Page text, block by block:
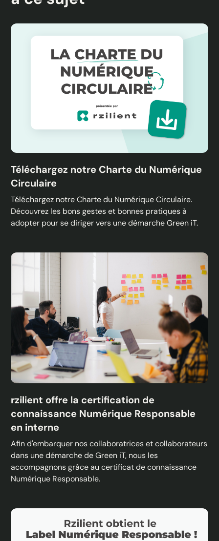
Téléchargez notre Charte du Numérique
Circulaire
Téléchargez notre Charte du Numérique Circulaire.
Découvrez les bons gestes et bonnes pratiques à
adopter pour se diriger vers une démarche Green iT.
rzilient offre la certification de
connaissance Numérique Responsable
en interne
Afin d'embarquer nos collaboratrices et collaborateurs
dans une démarche de Green iT, nous les
accompagnons grâce au certificat de connaissance
Numérique Responsable.